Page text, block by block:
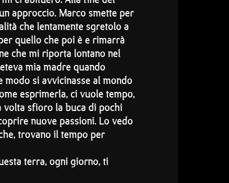
approccio. Marco smette per
che lentamente sgretolo a
quello che poi è e rimarrà
che mi riporta lontano nel
mia madre quando
modo si avvicinasse al mondo
esprimerla, ci vuole tempo,
sfioro la buca di pochi
nuove passioni. Lo vedo
trovano il tempo per
terra, ogni giorno, ti